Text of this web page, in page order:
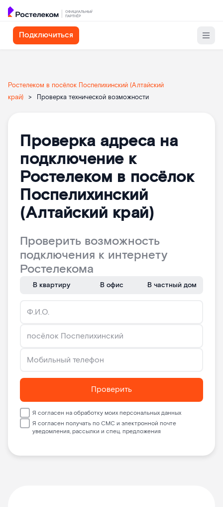
Подключиться
Ростелеком в посёлок Поспелихинский (Алтайский
край)
> Проверка технической возможности
Проверка адреса на
подключение к
Ростелеком в посёлок
Поспелихинский
(Алтайский край)
Проверить возможность
подключения к интернету
Ростелекома
В квартиру В офис В частный дом
Проверить
Я согласен на обработку моих персональных данных
Я согласен получать по СМС и электронной почте
уведомления, рассылки и спец. предложения